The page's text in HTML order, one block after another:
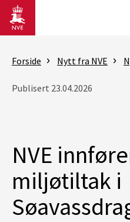
Gå til hovedinnhold
Forside Nytt fra NVE
Publisert 23.04.2026
NVE
miljøtiltak i